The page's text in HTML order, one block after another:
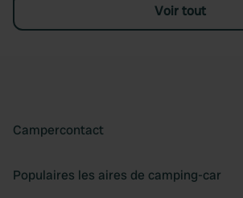
Voir tout
Campercontact
Populaires les aires de camping-car